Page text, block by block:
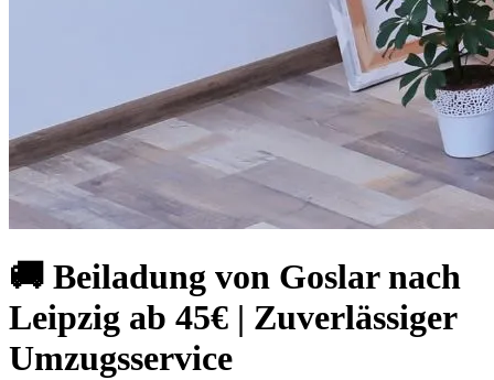
🚚 Beiladung von Goslar nach
Leipzig ab 45€ | Zuverlässiger
Umzugsservice